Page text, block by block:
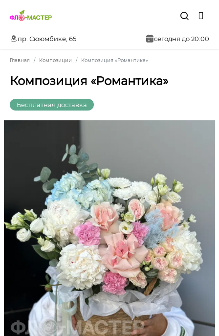
пр. Сююмбике, 65 сегодня до 20:00
Главная Композиции Композиция «Романтика»
Композиция «Романтика»
Бесплатная доставка